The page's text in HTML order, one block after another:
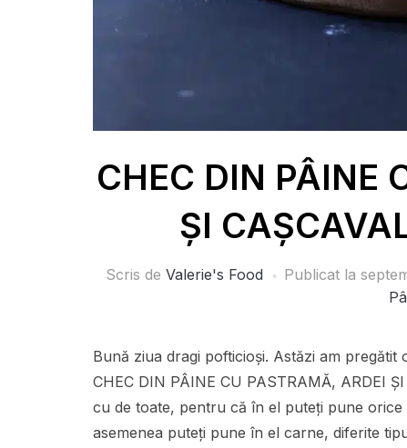
CHEC DIN PÂINE
ȘI
Scris de Valerie's Food Publicat la
Bună ziua dragi pofticioși. Astăzi am
CHEC DIN PÂINE CU PASTRAMĂ, ARDEI
cu de toate, pentru că în el puteți pune
asemenea puteți pune în el carne, diferite